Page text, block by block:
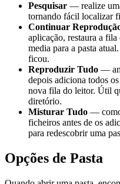
Pesquisar — realize
tornando fácil localizar
Continuar
aplicação, restaura a
media para a pasta
ficou.
Reproduzir Tudo —
depois adiciona todos
nova fila do leitor. Útil
diretório.
Misturar Tudo —
ficheiros antes de os
para redescobrir uma
Opções de Pasta